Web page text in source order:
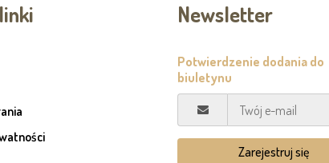
Newsletter